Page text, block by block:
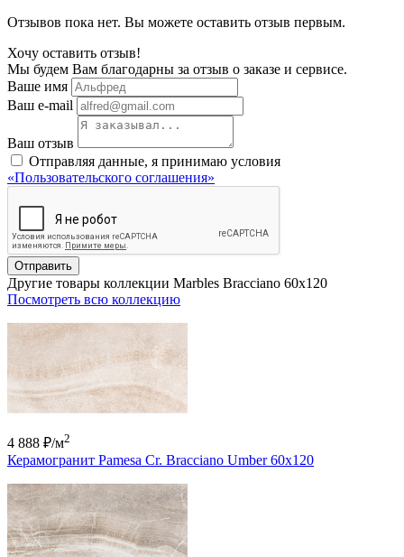
Отзывов пока нет. Вы можете оставить отзыв первым.
Хочу оставить отзыв!
Мы будем Вам благодарны за отзыв о заказе и сервисе.
Ваше имя
Ваш e-mail
Ваш отзыв
Отправляя данные, я принимаю условия
«Пользовательского соглашения»
Отправить
Другие товары коллекции Marbles Bracciano 60x120
Посмотреть всю коллекцию
4 888 ₽/м2
Керамогранит Pamesa Cr. Bracciano Umber 60x120